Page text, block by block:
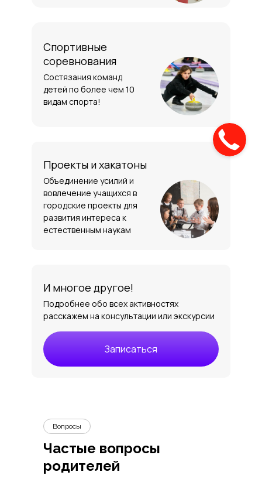
Спортивные
соревнования
Состязания команд
детей по более чем 10
видам спорта!
Проекты и хакатоны
Объединение усилий и
вовлечение учащихся в
городские проекты для
развития интереса к
естественным наукам
И многое другое!
Подробнее обо всех активностях
расскажем на консультации или экскурсии
Записаться
Частые вопросы
родителей
Вопросы